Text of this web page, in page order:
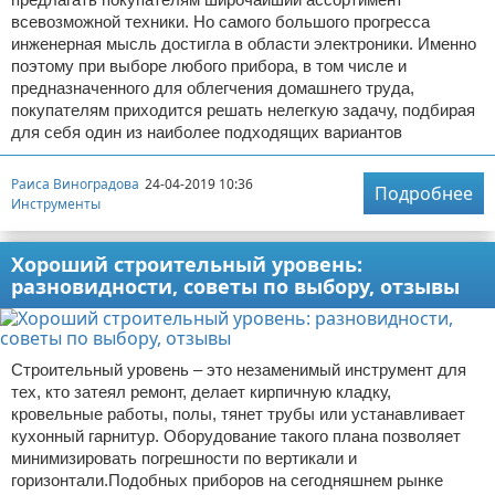
всевозможной техники. Но самого большого прогресса
инженерная мысль достигла в области электроники. Именно
поэтому при выборе любого прибора, в том числе и
предназначенного для облегчения домашнего труда,
покупателям приходится решать нелегкую задачу, подбирая
для себя один из наиболее подходящих вариантов
Раиса Виноградова 24-04-2019 10:36
Инструменты
Подробнее
Хороший строительный уровень:
разновидности, советы по выбору, отзывы
Строительный уровень – это незаменимый инструмент для
тех, кто затеял ремонт, делает кирпичную кладку,
кровельные работы, полы, тянет трубы или устанавливает
кухонный гарнитур. Оборудование такого плана позволяет
минимизировать погрешности по вертикали и
горизонтали.Подобных приборов на сегодняшнем рынке